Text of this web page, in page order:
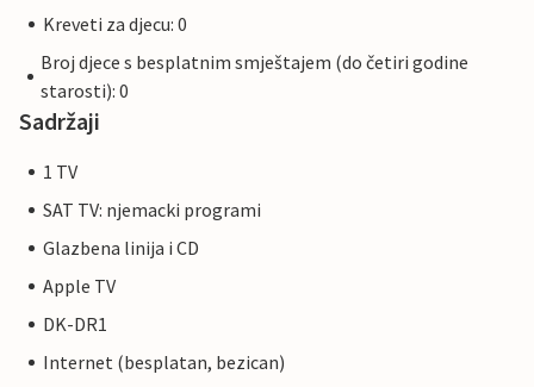
Kreveti za djecu: 0
Broj djece s besplatnim smještajem (do četiri godine
starosti): 0
Sadržaji
1 TV
SAT TV: njemacki programi
Glazbena linija i CD
Apple TV
DK-DR1
Internet (besplatan, bezican)